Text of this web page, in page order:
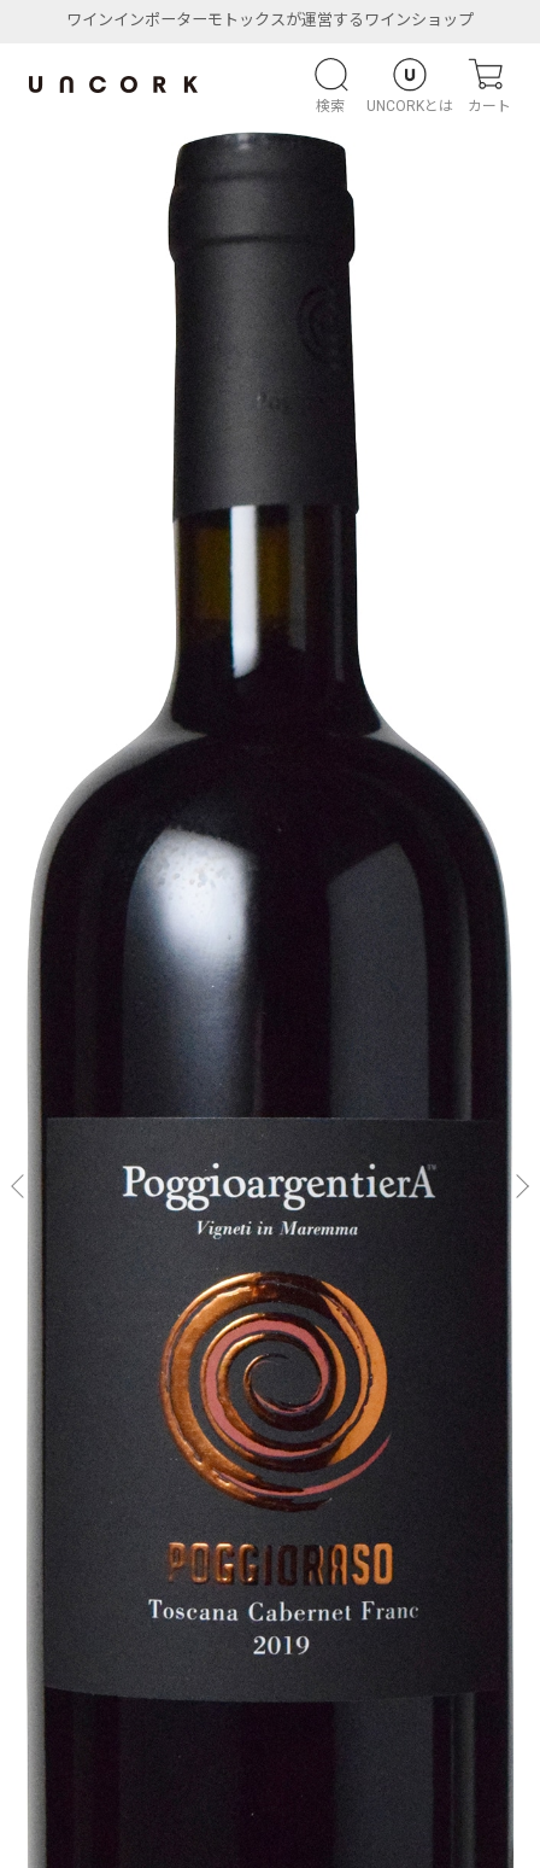
ワインインポーターモトックスが運営するワインショップ
検索 UNCORKとは カート